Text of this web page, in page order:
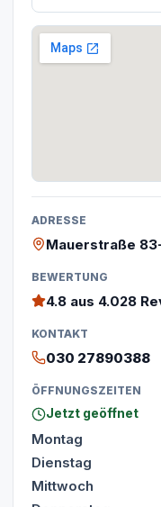
ADRESSE
Mauerstraße
BEWERTUNG
4.8 aus 4.028
KONTAKT
030 27890388
ÖFFNUNGSZEITEN
Jetzt geöffnet
Montag
Dienstag
Mittwoch